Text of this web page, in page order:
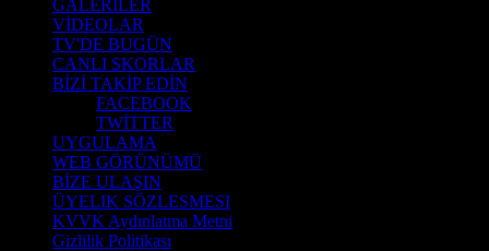
GALERİLER
VİDEOLAR
TV'DE BUGÜN
CANLI SKORLAR
BİZİ TAKİP EDİN
FACEBOOK
TWİTTER
UYGULAMA
WEB GÖRÜNÜMÜ
BİZE ULAŞIN
ÜYELIK SÖZLESMESI
KVVK Aydınlatma Metni
Gizlilik Politikası